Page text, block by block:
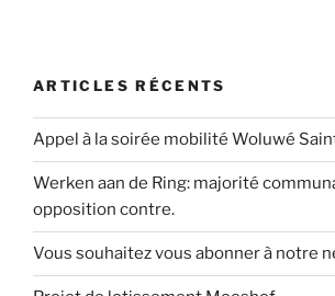
ARTICLES RÉCENTS
Appel à la soirée mobilité Woluwé
Werken aan de Ring: majorité
opposition contre.
Vous souhaitez vous abonner à notre